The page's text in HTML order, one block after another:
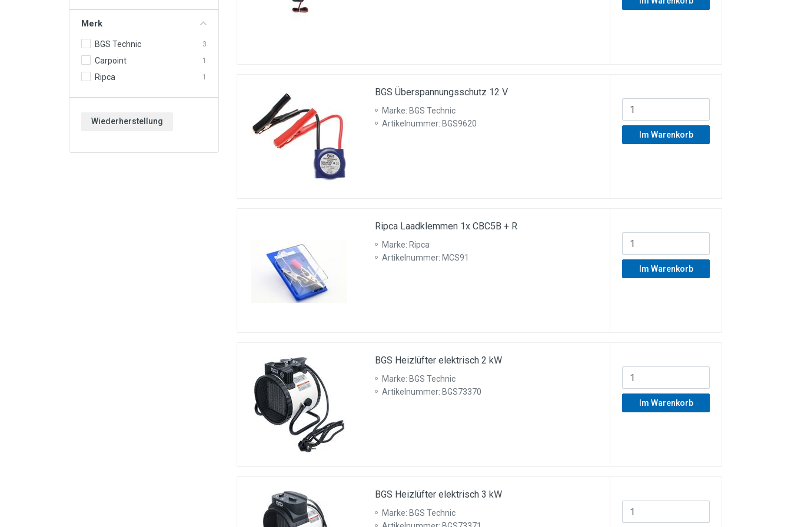
Motoröle & Flüssigkeiten
Werkzeuge & Ausrüstung
Räder & Zubehör
Neu & Angebote
Merk
BGS Technic 3
Carpoint 1
Ripca 1
Wiederherstellung
BGS Überspannungsschutz 12 V
Marke: BGS Technic
Artikelnummer: BGS9620
Im Warenkorb
Ripca Laadklemmen 1x CBC5B + R
Marke: Ripca
Artikelnummer: MCS91
Im Warenkorb
BGS Heizlüfter elektrisch 2 kW
Marke: BGS Technic
Artikelnummer: BGS73370
Im Warenkorb
BGS Heizlüfter elektrisch 3 kW
Marke: BGS Technic